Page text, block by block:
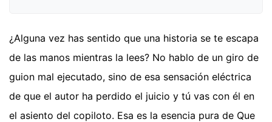
¿Alguna vez has sentido que una historia se te escapa
de las manos mientras la lees? No hablo de un giro de
guion mal ejecutado, sino de esa sensación eléctrica
de que el autor ha perdido el juicio y tú vas con él en
el asiento del copiloto. Esa es la esencia pura de Que